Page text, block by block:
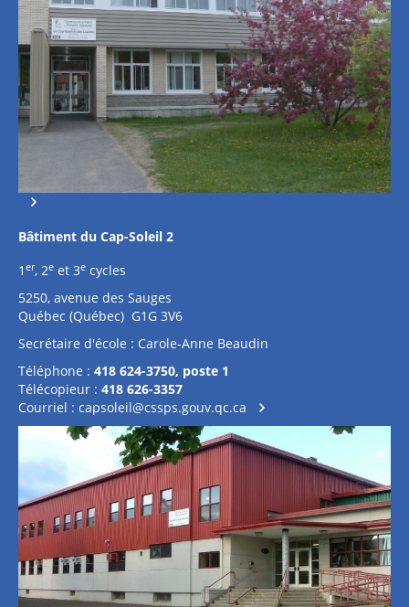
Bâtiment du Cap-Soleil 2
1 er, 2e et 3e cycles
5250, avenue des Sauges
Québec (Québec) G1G 3V6
Secrétaire d'école : Carole-Anne Beaudin
Téléphone : 418 624-3750, poste 1
Télécopieur : 418 626-3357
Courriel : capsoleil@cssps.gouv.qc.ca